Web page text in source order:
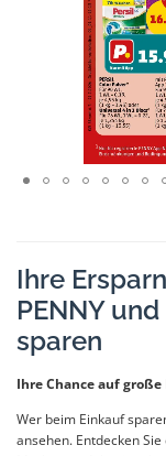
Ihre
PENNY
sparen
Ihre Chance auf große
Wer beim Einkauf
ansehen. Entdecken